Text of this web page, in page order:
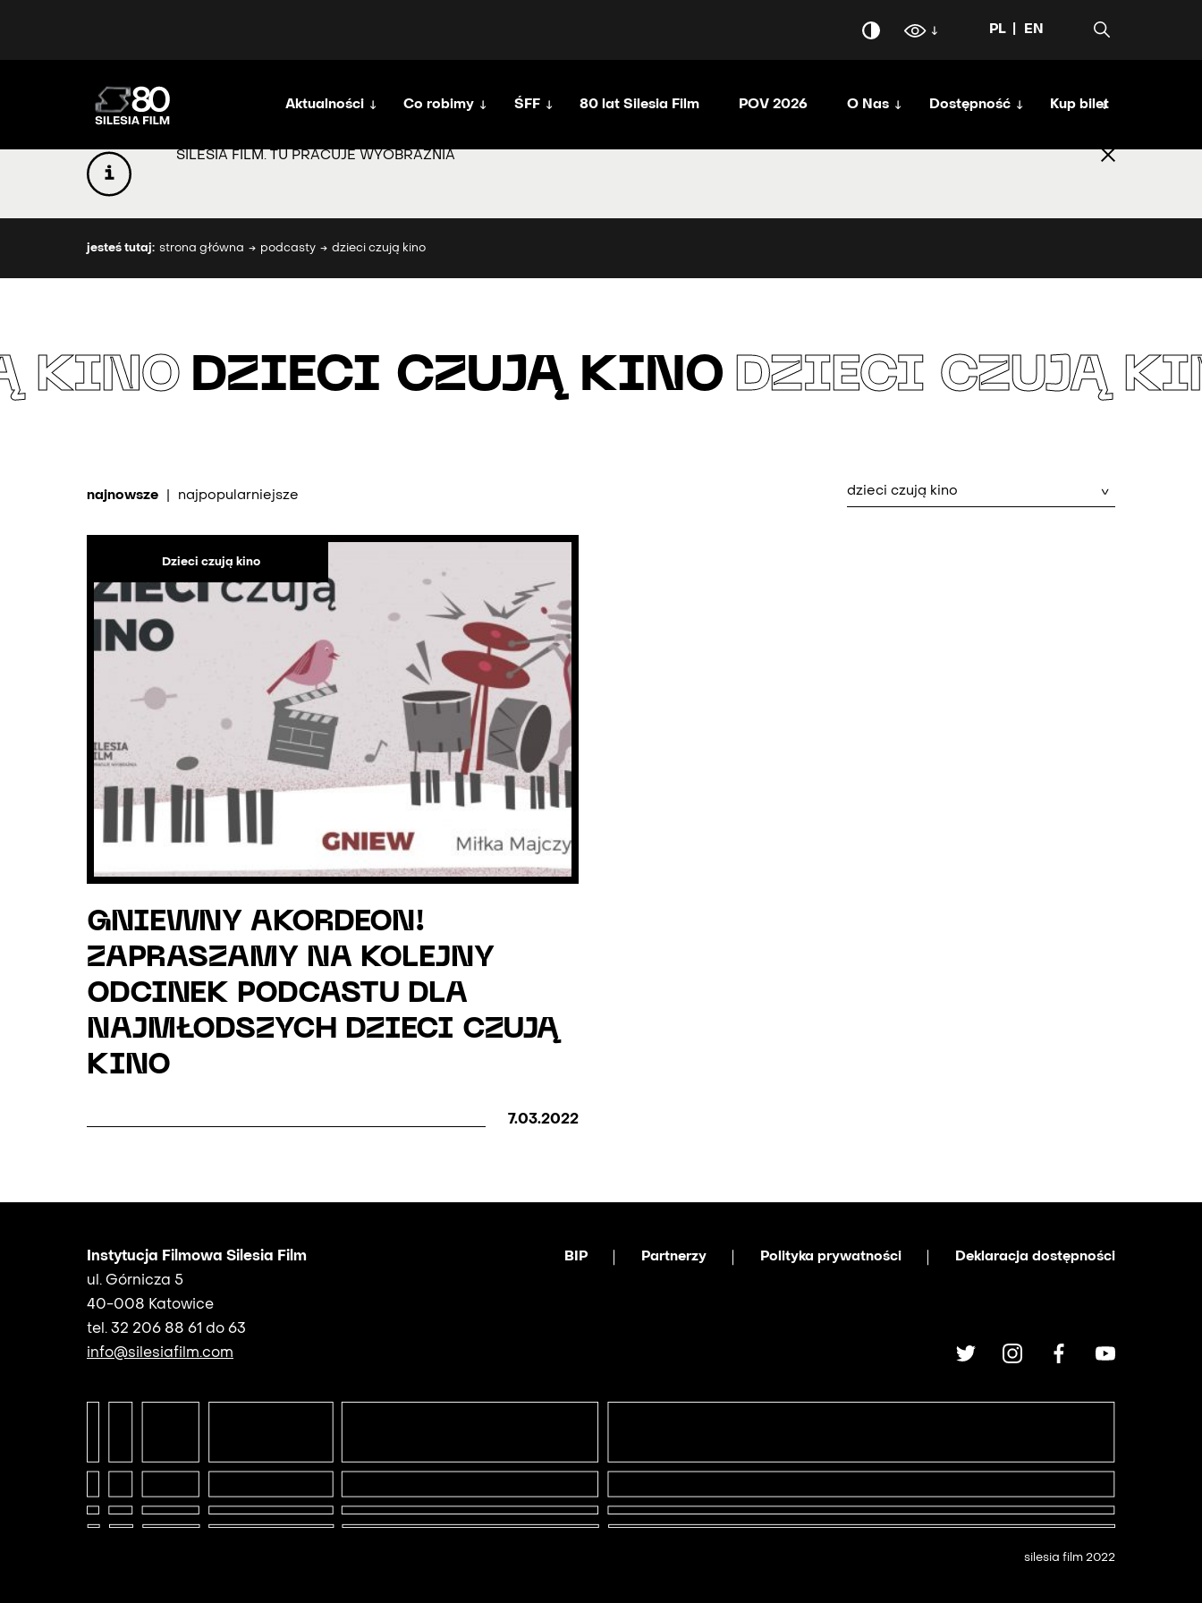
PL EN
Aktualności Co robimy ŚFF 80 lat Silesia Film POV 2026 O Nas Dostępność Kup bilet
SILESIA FILM. TU PRACUJE WYOBRAŹNIA
jesteś tutaj: strona główna podcasty dzieci czują kino
KINO DZIECI CZUJĄ KINO DZIECI CZUJĄ
najnowsze najpopularniejsze
Dzieci czują kino
GNIEWNY AKORDEON!
ZAPRASZAMY NA KOLEJNY
ODCINEK PODCASTU DLA
NAJMŁODSZYCH DZIECI CZUJĄ
KINO
7.03.2022
Instytucja Filmowa Silesia Film
ul. Górnicza 5
40-008 Katowice
tel. 32 206 88 61 do 63
info@silesiafilm.com
BIP Partnerzy Polityka prywatności Deklaracja dostępności
silesia film 2022